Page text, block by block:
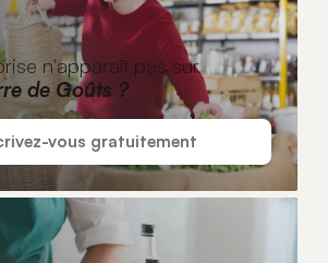
n'apparaît pas sur
de Goûts ?
vous gratuitement